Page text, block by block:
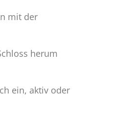
mit der
herum
ein, aktiv oder